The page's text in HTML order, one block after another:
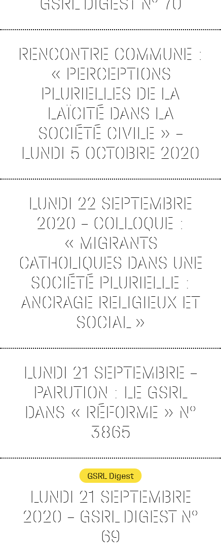
RENCONTRE COMMUNE :
« PERCEPTIONS
PLURIELLES DE LA
LAÏCITÉ DANS LA
SOCIÉTÉ CIVILE » –
LUNDI 5 OCTOBRE 2020
LUNDI 22 SEPTEMBRE
2020 – COLLOQUE :
« MIGRANTS
CATHOLIQUES DANS UNE
SOCIÉTÉ PLURIELLE :
ANCRAGE RELIGIEUX ET
SOCIAL »
LUNDI 21 SEPTEMBRE –
PARUTION : LE GSRL
DANS « RÉFORME » N°
3865
GSRL Digest
LUNDI 21 SEPTEMBRE
2020 – GSRL DIGEST N°
69